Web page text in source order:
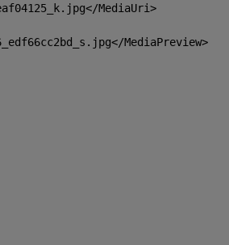
MediaUri>
_ edf66cc2bd_s.jpg</MediaPreview>